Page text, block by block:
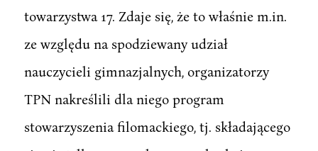
towarzystwa 17. Zdaje się, że to właśnie m.in.
ze względu na spodziewany udział
nauczycieli gimnazjalnych, organizatorzy
TPN nakreślili dla niego program
stowarzyszenia filomackiego, tj. składającego